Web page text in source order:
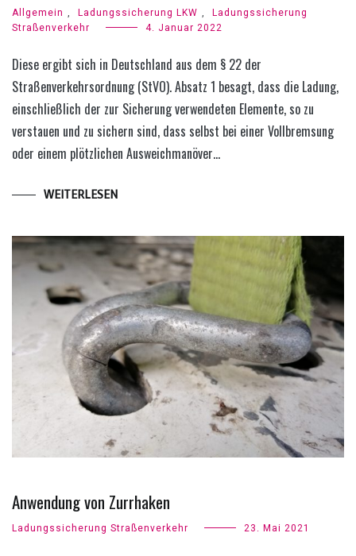
Allgemein , Ladungssicherung LKW ,
Ladungssicherung
Straßenverkehr
4. Januar 2022
Diese ergibt sich in Deutschland aus dem § 22 der
Straßenverkehrsordnung (StVO). Absatz 1 besagt, dass die Ladung,
einschließlich der zur Sicherung verwendeten Elemente, so zu
verstauen und zu sichern sind, dass selbst bei einer Vollbremsung
oder einem plötzlichen Ausweichmanöver…
WEITERLESEN
Anwendung von Zurrhaken
Ladungssicherung Straßenverkehr 23. Mai 2021